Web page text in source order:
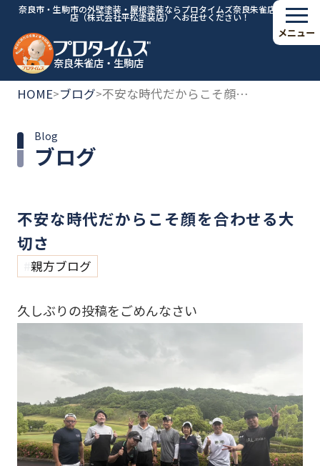
奈良市・生駒市の外壁塗装・屋根塗装ならプロタイムズ奈良朱雀店・生駒
店（株式会社平松塗装店）へお任せください！
奈良朱雀店・生駒店
メニュー
HOME>ブログ> 不安な時代だからこそ顔を合わせる大切さ
ブログ
Blog
不安な時代だからこそ顔を合わせる大
切さ
親方ブログ
久しぶりの投稿をごめんなさい